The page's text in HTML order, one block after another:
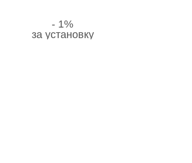
- 1%
за установку